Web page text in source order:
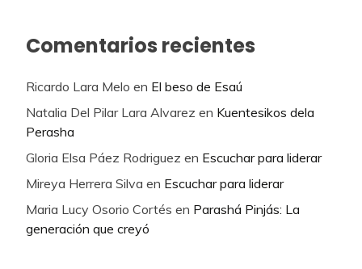
Comentarios recientes
Ricardo Lara Melo en El beso de Esaú
Natalia Del Pilar Lara Alvarez en Kuentesikos dela
Perasha
Gloria Elsa Páez Rodriguez en Escuchar para liderar
Mireya Herrera Silva en Escuchar para liderar
Maria Lucy Osorio Cortés en Parashá Pinjás: La
generación que creyó